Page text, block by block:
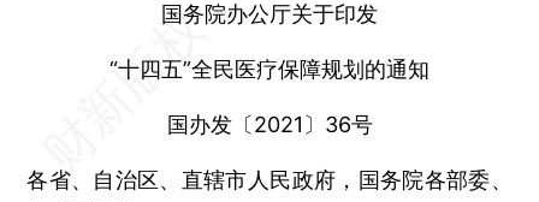
国务院办公厅关于印发
“十四五”全民医疗保障规划的通知
国办发〔2021〕36号
各省、自治区、直辖市人民政府，国务院各部委、